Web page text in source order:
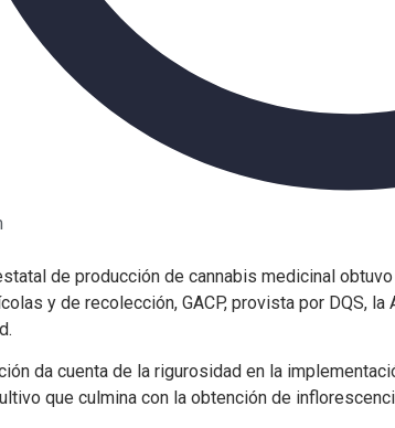
de producción de cannabis medicinal
y de recolección, GACP, provista por DQS,
da cuenta de la rigurosidad en la
que culmina con la obtención de